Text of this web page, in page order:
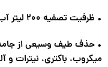
• ظرفیت تصفیه ۲۰۰ لیتر آب در شبانه روز
• حذف طیف وسیعی از
میکروب، باکتری، نیترات و